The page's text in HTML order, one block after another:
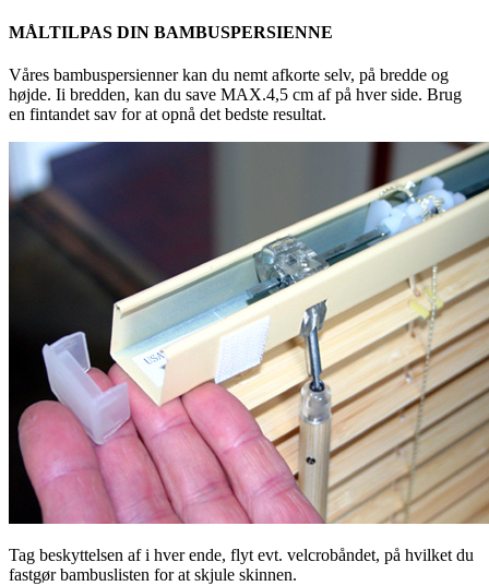
MÅLTILPAS DIN BAMBUSPERSIENNE
Våres bambuspersienner kan du nemt afkorte selv, på bredde og
højde. Ii bredden, kan du save MAX.4,5 cm af på hver side. Brug
en fintandet sav for at opnå det bedste resultat.
Tag beskyttelsen af i hver ende, flyt evt. velcrobåndet, på hvilket du
fastgør bambuslisten for at skjule skinnen.